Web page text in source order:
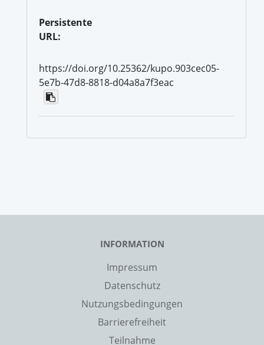
Persistente
URL:
https://doi.org/10.25362/kupo.903cec05-
5e7b-47d8-8818-d04a8a7f3eac
INFORMATION
Impressum
Datenschutz
Nutzungsbedingungen
Barrierefreiheit
Teilnahme